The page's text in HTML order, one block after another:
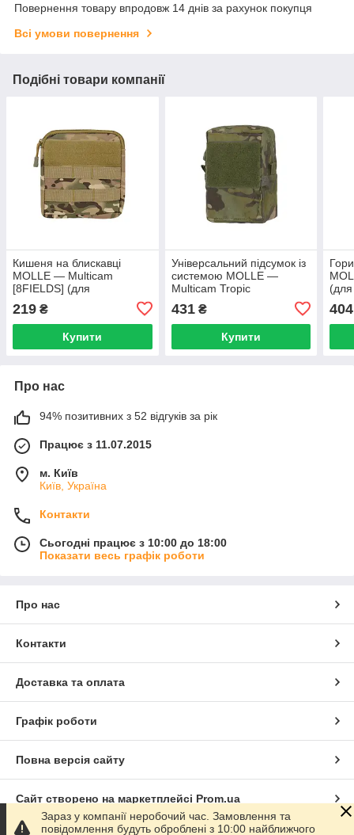
Повернення товару впродовж 14 днів за рахунок покупця
Всі умови повернення
Подібні товари компанії
Кишеня на блискавці
MOLLE — Multicam
[8FIELDS] (для
219 ₴
Купити
Універсальний підсумок із
системою MOLLE —
Multicam Tropic
страйкболу)
431₴
Купити
404
Про нас
94% позитивних з 52 відгуків за рік
Працює з 11.07.2015
м. Київ
Київ, Україна
Контакти
Сьогодні працює з 10:00 до 18:00
Показати весь графік роботи
Про нас
Контакти
Доставка та оплата
Графік роботи
Повна версія сайту
Сайт створено на маркетплейсі Prom.ua
Зараз у компанії неробочий час. Замовлення та
повідомлення будуть оброблені з 10:00 найближчого